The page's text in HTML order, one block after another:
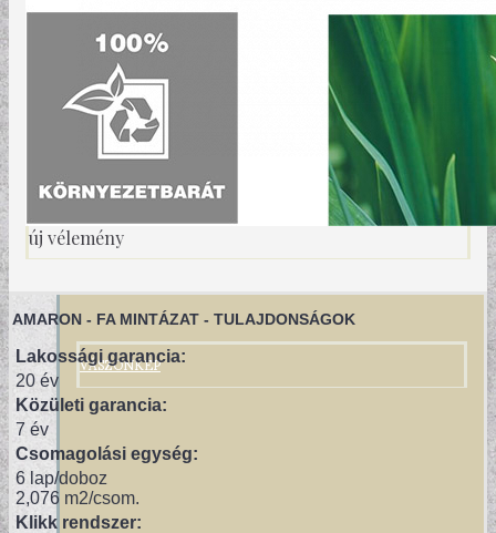
VÁSZONKÉP
új vélemény
AMARON - FA MINTÁZAT - TULAJDONSÁGOK
Lakossági garancia:
20 év
Közületi garancia:
7 év
Csomagolási egység:
6 lap/doboz
2,076 m2/csom.
Klikk rendszer: